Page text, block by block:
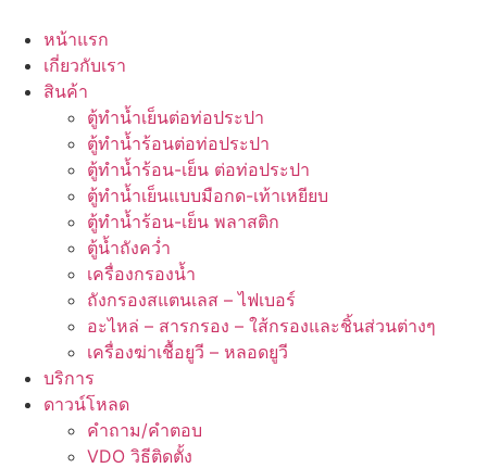
content
หน้าแรก
เกี่ยวกับเรา
สินค้า
ตู้ทำน้ำเย็นต่อท่อประปา
ตู้ทำน้ำร้อนต่อท่อประปา
ตู้ทำน้ำร้อน-เย็น ต่อท่อประปา
ตู้ทำน้ำเย็นแบบมือกด-เท้าเหยียบ
ตู้ทำน้ำร้อน-เย็น พลาสติก
ตู้น้ำถังคว่ำ
เครื่องกรองน้ำ
ถังกรองสแตนเลส – ไฟเบอร์
อะไหล่ – สารกรอง – ใส้กรองและชิ้นส่วนต่างๆ
เครื่องฆ่าเชื้อยูวี – หลอดยูวี
บริการ
ดาวน์โหลด
คำถาม/คำตอบ
VDO วิธีติดตั้ง